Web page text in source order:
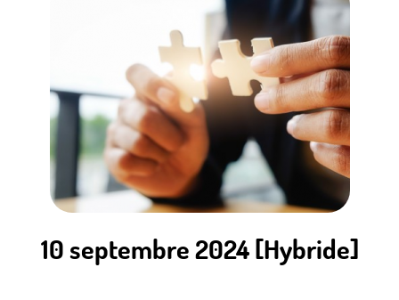
10 septembre 2024 [Hybride]